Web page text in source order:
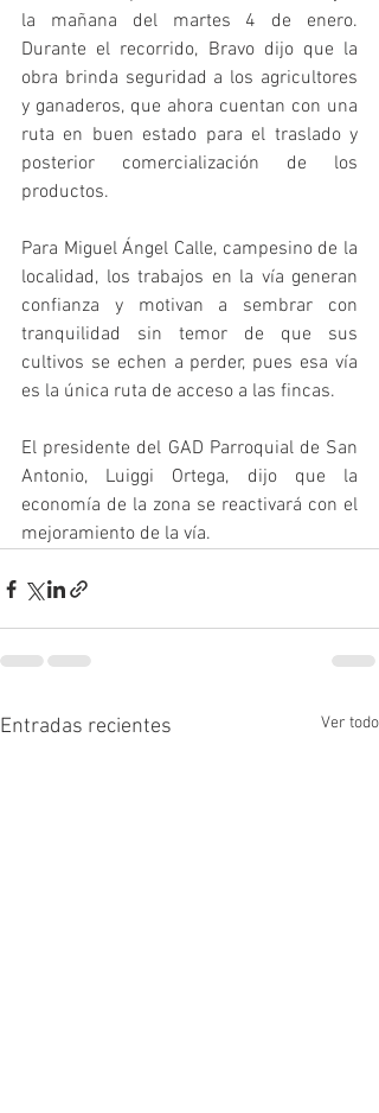
la mañana del martes 4 de enero.
Durante el recorrido, Bravo dijo que la
obra brinda seguridad a los agricultores
y ganaderos, que ahora cuentan con una
ruta en buen estado para el traslado y
posterior comercialización de los
productos.
Para Miguel Ángel Calle, campesino de la
localidad, los trabajos en la vía generan
confianza y motivan a sembrar con
tranquilidad sin temor de que sus
cultivos se echen a perder, pues esa vía
es la única ruta de acceso a las fincas.
El presidente del GAD Parroquial de San
Antonio, Luiggi Ortega, dijo que la
economía de la zona se reactivará con el
mejoramiento de la vía.
Entradas recientes Ver todo